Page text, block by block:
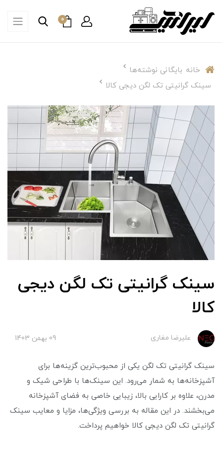
0
خانه بایگانی نوشته‌ها
سینک گرانیتی تک لگن دیجی کالا
سینک گرانیتی تک لگن دیجی
کالا
علیرضا مغاری 09 بهمن 1403
سینک گرانیتی تک لگن یکی از محبوب‌ترین گزینه‌ها برای
آشپزخانه‌ها به شمار می‌رود. این سینک‌ها با طراحی شیک و
مدرن، علاوه بر کارایی بالا، زیبایی خاصی به فضای آشپزخانه
می‌بخشند. در این مقاله به بررسی ویژگی‌ها، مزایا و معایب سینک
گرانیتی تک لگن دیجی کالا خواهیم پرداخت.